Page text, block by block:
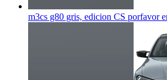
m3cs g80 gris, edicion CS porfavor